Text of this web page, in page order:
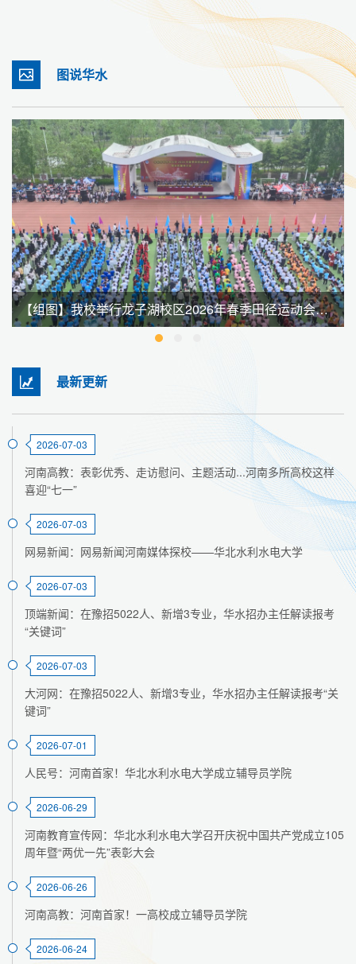
图说华水
【组图】我校举行龙子湖校区2026年春季田径运动会暨全民健身大会
最新更新
2026-07-03
河南高教：表彰优秀、走访慰问、主题活动...河南多所高校这样
喜迎“七一”
2026-07-03
网易新闻：网易新闻河南媒体探校——华北水利水电大学
2026-07-03
顶端新闻：在豫招5022人、新增3专业，华水招办主任解读报考
“关键词”
2026-07-03
大河网：在豫招5022人、新增3专业，华水招办主任解读报考“关
键词”
2026-07-01
人民号：河南首家！华北水利水电大学成立辅导员学院
2026-06-29
河南教育宣传网：华北水利水电大学召开庆祝中国共产党成立105
周年暨“两优一先”表彰大会
2026-06-26
河南高教：河南首家！一高校成立辅导员学院
2026-06-24